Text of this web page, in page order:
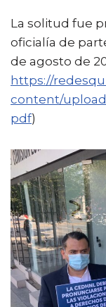
La solitud fue
oficialía de
de agosto de
https://
content/
pdf)